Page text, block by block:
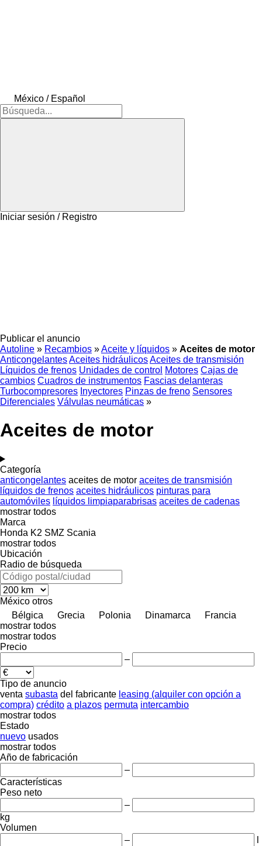
México / Español
Iniciar sesión / Registro
Publicar el anuncio
Autoline » Recambios »Aceite y líquidos » Aceites de motor
AnticongelantesAceites hidráulicosAceites de transmisión
Líquidos de frenos Unidades de control Motores Cajas de
cambios Cuadros de instrumentos Fascias delanteras
Turbocompresores Inyectores Pinzas de freno Sensores
Diferenciales Válvulas neumáticas »
Aceites de motor
Categoría
anticongelantes aceites de motor aceites de transmisión
líquidos de frenos aceites hidráulicos pinturas para
automóviles líquidos limpiaparabrisas aceites de cadenas
mostrar todos
Marca
Honda K2 SMZ Scania
mostrar todos
Ubicación
Radio de búsqueda
México otros
Bélgica
Grecia Polonia Dinamarca
Francia
mostrar todos
mostrar todos
Precio
–
Tipo de anuncio
venta subasta del fabricante leasing (alquiler con opción a
compra) crédito a plazos permuta intercambio
mostrar todos
Estado
nuevo usados
mostrar todos
Año de fabricación
–
Características
Peso neto
–
kg
Volumen
–